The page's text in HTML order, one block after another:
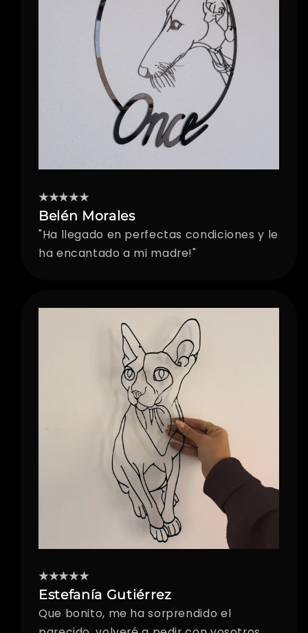
★★★★★
Belén Morales
"Ha llegado en perfectas condiciones y le
ha encantado a mi madre!"
★★★★★
Estefanía Gutiérrez
Que bonito, me ha sorprendido el